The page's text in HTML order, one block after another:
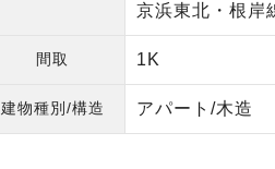
京浜東北・根岸
間取 1K
建物種別/構造 アパート/木造